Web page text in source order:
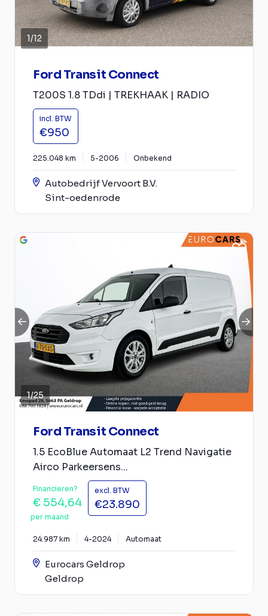
1/12
Ford Transit Connect
T200S 1.8 TDdi | TREKHAAK | RADIO
incl. BTW
€950
225.048 km 5-2006 Onbekend
Autobedrijf Vervoort B.V.
Sint-oedenrode
1/25
Ford Transit Connect
1.5 EcoBlue Automaat L2 Trend Navigatie
Airco Parkeersens...
Financieren?
€ 554,64
per maand
excl. BTW
€23.890
24.987 km 4-2024 Automaat
Eurocars Geldrop
Geldrop